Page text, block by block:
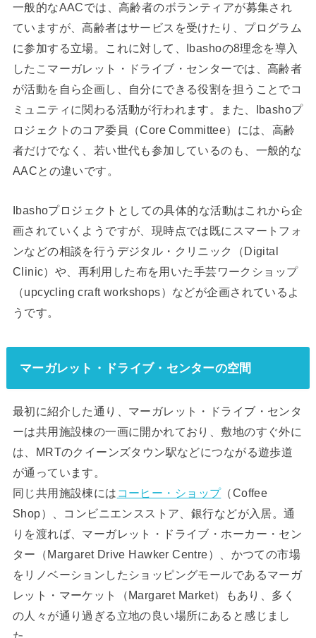
一般的なAACでは、高齢者のボランティアが募集され
ていますが、高齢者はサービスを受けたり、プログラム
に参加する立場。これに対して、Ibashoの8理念を導入
したこマーガレット・ドライブ・センターでは、高齢者
が活動を自ら企画し、自分にできる役割を担うことでコ
ミュニティに関わる活動が行われます。また、Ibashoプ
ロジェクトのコア委員（Core Committee）には、高齢
者だけでなく、若い世代も参加しているのも、一般的な
AACとの違いです。
Ibashoプロジェクトとしての具体的な活動はこれから企
画されていくようですが、現時点では既にスマートフォ
ンなどの相談を行うデジタル・クリニック（Digital
Clinic）や、再利用した布を用いた手芸ワークショップ
（upcycling craft workshops）などが企画されているよ
うです。
マーガレット・ドライブ・センターの空間
最初に紹介した通り、マーガレット・ドライブ・センタ
ーは共用施設棟の一画に開かれており、敷地のすぐ外に
は、MRTのクイーンズタウン駅などにつながる遊歩道
が通っています。
同じ共用施設棟には コーヒー・ショップ（Coffee
Shop）、コンビニエンスストア、銀行などが入居。通
りを渡れば、マーガレット・ドライブ・ホーカー・セン
ター（Margaret Drive Hawker Centre）、かつての市場
をリノベーションしたショッピングモールであるマーガ
レット・マーケット（Margaret Market）もあり、多く
の人々が通り過ぎる立地の良い場所にあると感じまし